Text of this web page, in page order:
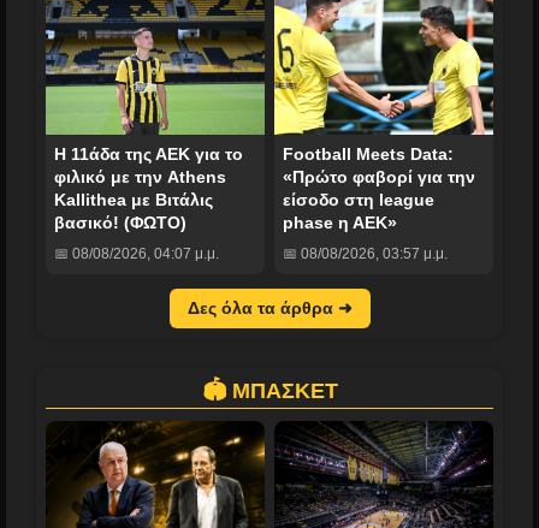
Η 11άδα της ΑΕΚ για το
φιλικό με την Athens
Kallithea με Βιτάλις
βασικό! (ΦΩΤΟ)
📅 08/08/2026, 04:07 μ.μ.
Football Meets Data:
«Πρώτο φαβορί για την
είσοδο στη league
phase η ΑΕΚ»
📅 08/08/2026, 03:57 μ.μ.
Δες όλα τα άρθρα ➜
🏟️ ΜΠΑΣΚΕΤ